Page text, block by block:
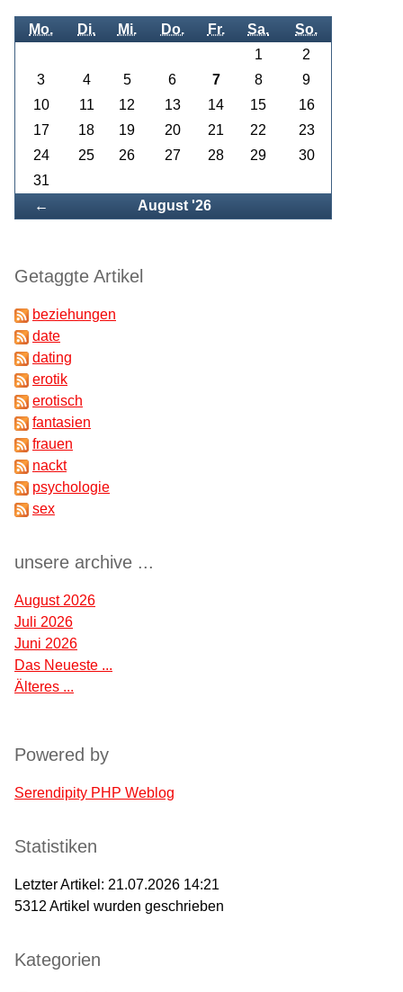
Mo. Di. Mi. Do. Fr. Sa. So.
← August '26
1
2
3
4 5 6 7 8
9
10
11 12 13 14 15
16
17
18 19 20 21 22
23
24
25 26 27 28 29
30
31
Getaggte Artikel
beziehungen
date
dating
erotik
erotisch
fantasien
frauen
nackt
psychologie
sex
unsere archive ...
August 2026
Juli 2026
Juni 2026
Das Neueste ...
Älteres ...
Powered by
Serendipity PHP Weblog
Statistiken
Letzter Artikel: 21.07.2026 14:21
5312 Artikel wurden geschrieben
Kategorien